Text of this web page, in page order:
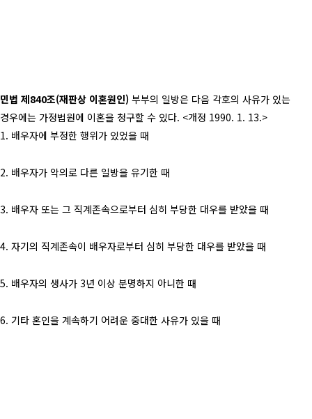
민법 제840조(재판상 이혼원인) 부부의 일방은 다음 각호의 사유가 있는
경우에는 가정법원에 이혼을 청구할 수 있다. <개정 1990. 1. 13.>
1. 배우자에 부정한 행위가 있었을 때
2. 배우자가 악의로 다른 일방을 유기한 때
3. 배우자 또는 그 직계존속으로부터 심히 부당한 대우를 받았을 때
4. 자기의 직계존속이 배우자로부터 심히 부당한 대우를 받았을 때
5. 배우자의 생사가 3년 이상 분명하지 아니한 때
6. 기타 혼인을 계속하기 어려운 중대한 사유가 있을 때